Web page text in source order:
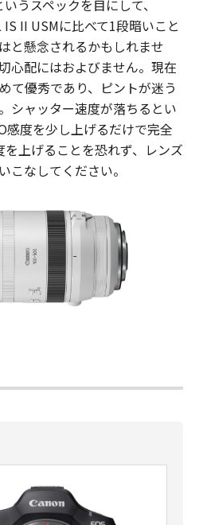
うスペックを目にして、
II USMに比べて1段暗いこと
と懸念されるかもしれませ
心配にはおよびません。現在
て優秀であり、ピントが迷う
シャッター速度が落ちるとい
感度を少し上げるだけで完全
を上げることを恐れず、レンズ
こなしてください。